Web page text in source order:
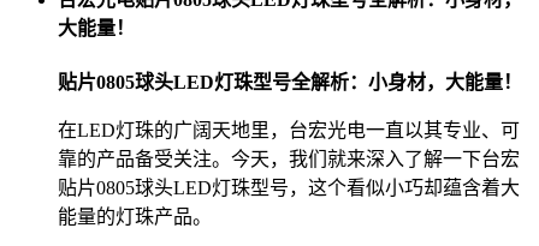
大能量！
贴片0805球头LED灯珠型号全解析：小身材，大能量！
在LED灯珠的广阔天地里，台宏光电一直以其专业、可
靠的产品备受关注。今天，我们就来深入了解一下台宏
贴片0805球头LED灯珠型号，这个看似小巧却蕴含着大
能量的灯珠产品。